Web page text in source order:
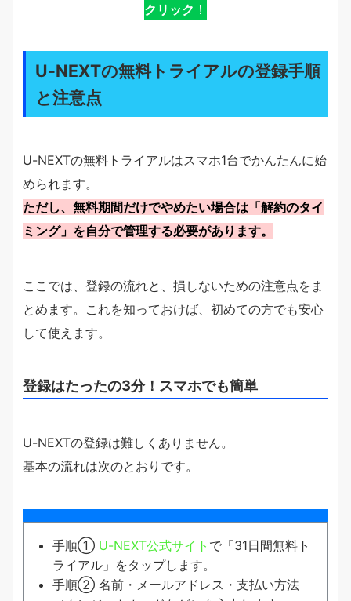
クリック ！
U-NEXTの無料トライアルの登録手順
と注意点
U-NEXTの無料トライアルはスマホ1台でかんたんに始
められます。
ただし、無料期間だけでやめたい場合は「解約のタイ
ミング」を自分で管理する必要があります。
ここでは、登録の流れと、損しないための注意点をま
とめます。これを知っておけば、初めての方でも安心
して使えます。
登録はたったの3分！スマホでも簡単
U-NEXTの登録は難しくありません。
基本の流れは次のとおりです。
手順① U-NEXT公式サイト で「31日間無料ト
ライアル」をタップします。
手順② 名前・メールアドレス・支払い方法